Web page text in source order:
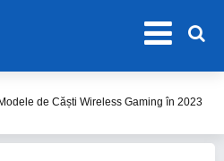
de Amplificator Audio